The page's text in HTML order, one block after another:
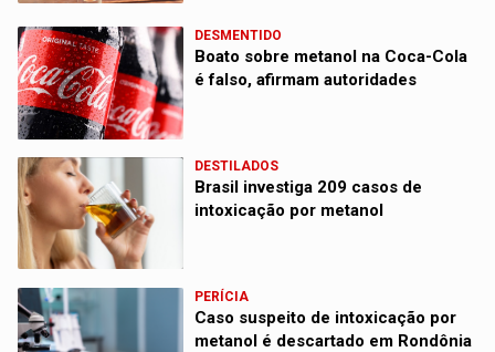
DESMENTIDO
Boato sobre metanol na Coca-Cola
é falso, afirmam autoridades
DESTILADOS
Brasil investiga 209 casos de
intoxicação por metanol
PERÍCIA
Caso suspeito de intoxicação por
metanol é descartado em Rondônia